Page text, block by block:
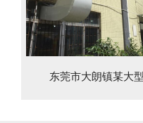
东莞市大朗镇某大